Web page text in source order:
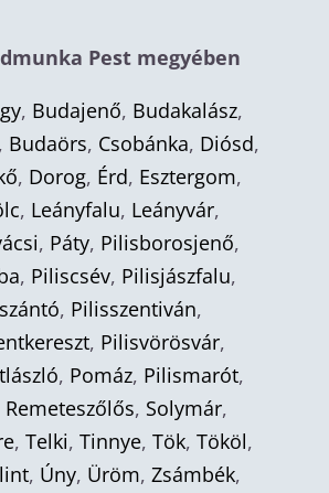
Pest megyében
, Budajenő, Budakalász,
, Budaörs, Csobánka, Diósd,
, Dorog, Érd, Esztergom,
, Leányfalu, Leányvár,
, Páty, Pilisborosjenő,
, Piliscsév, Pilisjászfalu,
, Pilisszentiván,
, Pilisvörösvár,
, Pomáz, Pilismarót,
Remeteszőlős, Solymár,
, Telki, Tinnye, Tök, Tököl,
, Úny, Üröm, Zsámbék,